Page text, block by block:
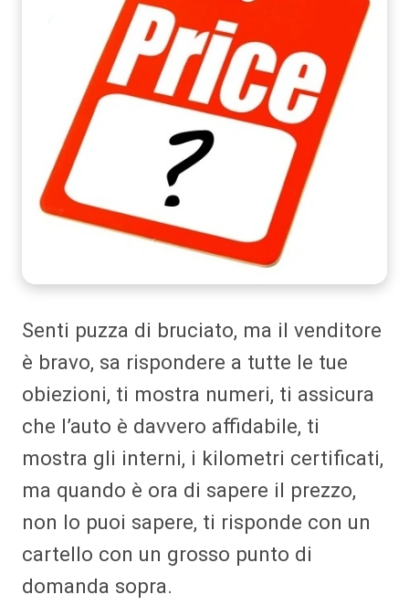
Senti puzza di bruciato, ma il venditore
è bravo, sa rispondere a tutte le tue
obiezioni, ti mostra numeri, ti assicura
che l’auto è davvero affidabile, ti
mostra gli interni, i kilometri certificati,
ma quando è ora di sapere il prezzo,
non lo puoi sapere, ti risponde con un
cartello con un grosso punto di
domanda sopra.